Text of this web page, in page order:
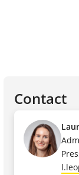
Contact